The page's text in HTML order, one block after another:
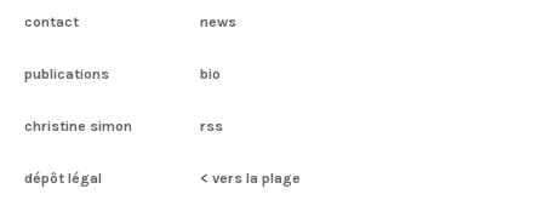
contact news
publications bio
christine simon rss
dépôt légal < vers la plage